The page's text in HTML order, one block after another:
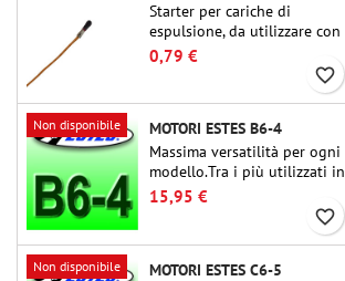
Starter per cariche di
espulsione, da utilizzare con
altimetri o altri dispositivi
elettronici.
0,79 €
favorite_border
Non disponibile
MOTORI ESTES B6-4
Massima versatilità per ogni
modello.Tra i più utilizzati in
assoluto, l'Estes B6-4 è il
motore adatto per la grande
razzomodelli Estes e simili.
15,95 €
favorite_border
Non disponibile
MOTORI ESTES C6-5